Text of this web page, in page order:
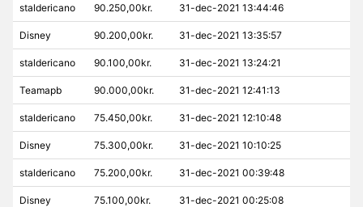
staldericano 90.250,00kr. 31-dec-2021 13:44:46
Disney 90.200,00kr. 31-dec-2021 13:35:57
staldericano 90.100,00kr. 31-dec-2021 13:24:21
Teamapb 90.000,00kr. 31-dec-2021 12:41:13
staldericano 75.450,00kr. 31-dec-2021 12:10:48
Disney 75.300,00kr. 31-dec-2021 10:10:25
staldericano 75.200,00kr. 31-dec-2021 00:39:48
Disney 75.100,00kr. 31-dec-2021 00:25:08